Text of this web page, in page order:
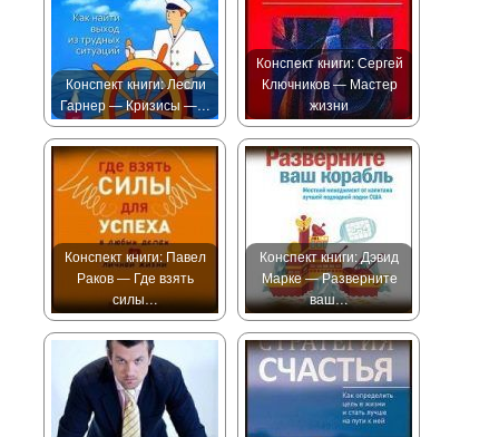
Конспект книги: Лесли
Гарнер — Кризисы —…
Конспект книги: Сергей
Ключников — Мастер
жизни
Конспект книги: Павел
Раков — Где взять
силы…
Конспект книги: Дэвид
Марке — Разверните
ваш…